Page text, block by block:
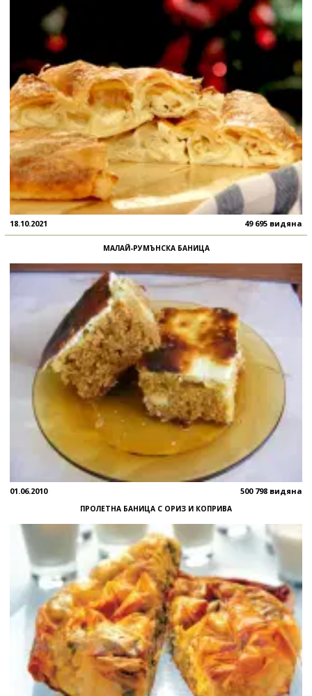
18.10.2021 49 695 видяна
МАЛАЙ-РУМЪНСКА БАНИЦА
01.06.2010 500 798 видяна
ПРОЛЕТНА БАНИЦА С ОРИЗ И КОПРИВА